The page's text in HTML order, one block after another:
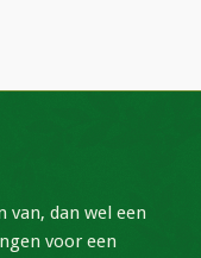
dan wel een
voor een